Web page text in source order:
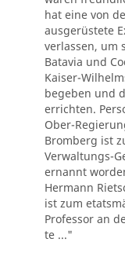
hat eine von
ausgerüstete
verlassen, um
Batavia und
Kaiser-
begeben und
errichten.
Ober-
Bromberg ist
Verwaltungs-
ernannt
Hermann
ist zum
Professor an
te ..."